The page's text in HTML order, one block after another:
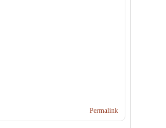
Permalink